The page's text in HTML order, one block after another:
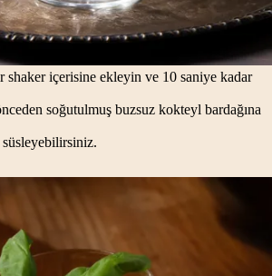
içerisine ekleyin ve 10 saniye kadar
soğutulmuş buzsuz kokteyl bardağına